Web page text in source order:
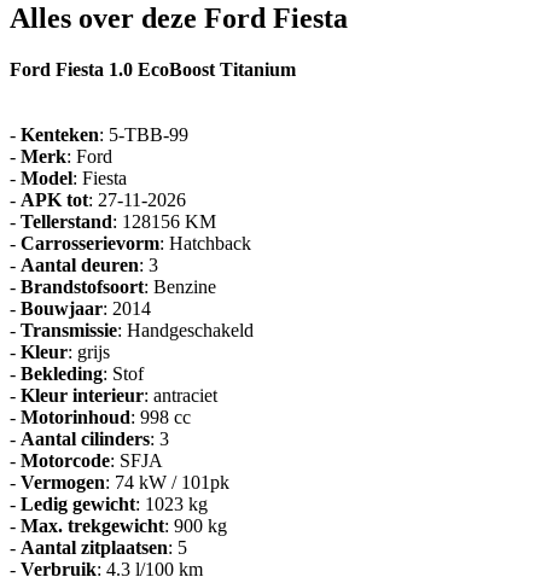
Alles over deze Ford Fiesta
Ford Fiesta 1.0 EcoBoost Titanium
- Kenteken: 5-TBB-99
- Merk: Ford
- Model: Fiesta
- APK tot: 27-11-2026
- Tellerstand: 128156 KM
- Carrosserievorm: Hatchback
- Aantal deuren: 3
- Brandstofsoort: Benzine
- Bouwjaar: 2014
- Transmissie: Handgeschakeld
- Kleur: grijs
- Bekleding: Stof
- Kleur interieur: antraciet
- Motorinhoud: 998 cc
- Aantal cilinders: 3
- Motorcode: SFJA
- Vermogen: 74 kW / 101pk
- Ledig gewicht: 1023 kg
- Max. trekgewicht: 900 kg
- Aantal zitplaatsen: 5
- Verbruik: 4.3 l/100 km